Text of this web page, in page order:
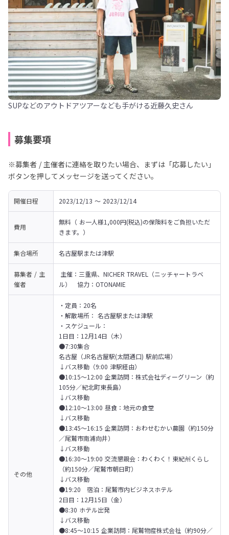
SUPなどのアウトドアツアーなども手がける近藤久史さん
募集要項
※募集者 / 主催者に連絡を取りたい場合、まずは「応募したい」
ボタンを押してメッセージを送ってください。
開催日程 2023/12/13 〜 2023/12/14
費用
無料（ お一人様1,000円(税込)の保険料をご負担いただ
きます。）
集合場所 名古屋駅または津駅
募集者 / 主
催者
ル）　協力：OTONAMIE
その他
・定員：20名
・解散場所： 名古屋駅または津駅
・スケジュール：
1日目：12月14日（木）
●7:30集合
名古屋（JR名古屋駅(太閤通口) 駅前広場）
↓バス移動（9:00 津駅経由）
●10:15〜12:00 企業訪問：株式会社ディーグリーン（約
105分／紀北町東長島）
↓バス移動
●12:10〜13:00 昼食：地元の食堂
↓バス移動
●13:45～16:15 企業訪問：おわせむかい農園（約150分
／尾鷲市南浦向井）
↓バス移動
●16:30〜19:00 交流懇親会：わくわく！東紀州くらし
（約150分／尾鷲市朝日町）
↓バス移動
●19:20　宿泊：尾鷲市内ビジネスホテル
2日目：12月15日（金）
●8:30 ホテル出発
↓バス移動
●8:45〜10:15 企業訪問：尾鷲物産株式会社（約90分／